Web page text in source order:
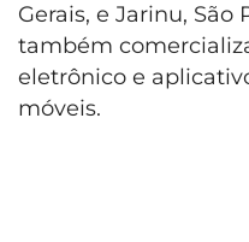
Gerais, e Jarinu, São
também
eletrônico e
móveis.